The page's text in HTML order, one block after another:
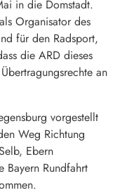
in die Domstadt.
Organisator des
für den Radsport,
die ARD dieses
an
vorgestellt
Weg Richtung
Ebern
Bayern Rundfahrt